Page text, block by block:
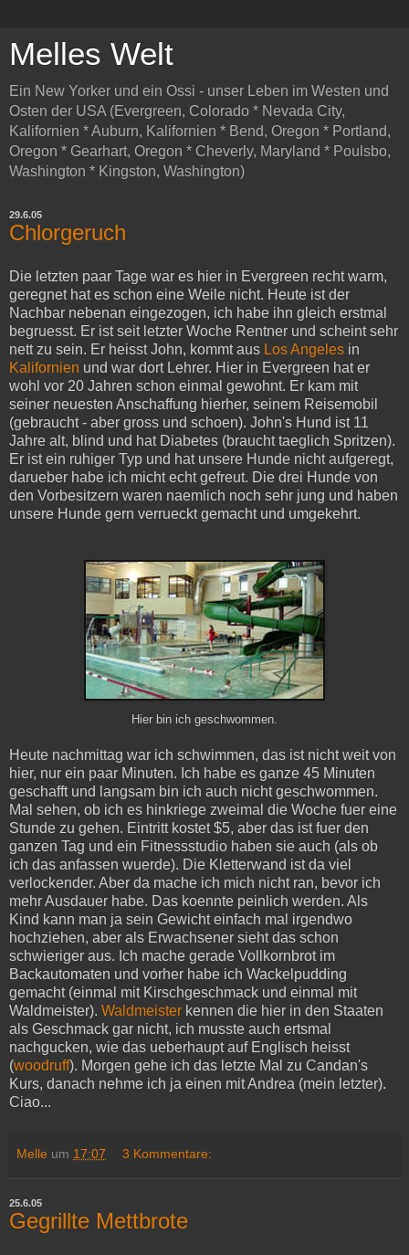
Melles Welt
Ein New Yorker und ein Ossi - unser Leben im Westen und
Osten der USA (Evergreen, Colorado * Nevada City,
Kalifornien * Auburn, Kalifornien * Bend, Oregon * Portland,
Oregon * Gearhart, Oregon * Cheverly, Maryland * Poulsbo,
Washington * Kingston, Washington)
29.6.05
Chlorgeruch
Die letzten paar Tage war es hier in Evergreen recht warm,
geregnet hat es schon eine Weile nicht. Heute ist der
Nachbar nebenan eingezogen, ich habe ihn gleich erstmal
begruesst. Er ist seit letzter Woche Rentner und scheint sehr
nett zu sein. Er heisst John, kommt aus Los Angeles in
Kalifornien und war dort Lehrer. Hier in Evergreen hat er
wohl vor 20 Jahren schon einmal gewohnt. Er kam mit
seiner neuesten Anschaffung hierher, seinem Reisemobil
(gebraucht - aber gross und schoen). John's Hund ist 11
Jahre alt, blind und hat Diabetes (braucht taeglich Spritzen).
Er ist ein ruhiger Typ und hat unsere Hunde nicht aufgeregt,
darueber habe ich micht echt gefreut. Die drei Hunde von
den Vorbesitzern waren naemlich noch sehr jung und haben
unsere Hunde gern verrueckt gemacht und umgekehrt.
Hier bin ich geschwommen.
Heute nachmittag war ich schwimmen, das ist nicht weit von
hier, nur ein paar Minuten. Ich habe es ganze 45 Minuten
geschafft und langsam bin ich auch nicht geschwommen.
Mal sehen, ob ich es hinkriege zweimal die Woche fuer eine
Stunde zu gehen. Eintritt kostet $5, aber das ist fuer den
ganzen Tag und ein Fitnessstudio haben sie auch (als ob
ich das anfassen wuerde). Die Kletterwand ist da viel
verlockender. Aber da mache ich mich nicht ran, bevor ich
mehr Ausdauer habe. Das koennte peinlich werden. Als
Kind kann man ja sein Gewicht einfach mal irgendwo
hochziehen, aber als Erwachsener sieht das schon
schwieriger aus. Ich mache gerade Vollkornbrot im
Backautomaten und vorher habe ich Wackelpudding
gemacht (einmal mit Kirschgeschmack und einmal mit
Waldmeister). Waldmeister kennen die hier in den Staaten
als Geschmack gar nicht, ich musste auch ertsmal
nachgucken, wie das ueberhaupt auf Englisch heisst
(woodruff). Morgen gehe ich das letzte Mal zu Candan's
Kurs, danach nehme ich ja einen mit Andrea (mein letzter).
Ciao...
Melle um 17:07 3 Kommentare:
25.6.05
Gegrillte Mettbrote